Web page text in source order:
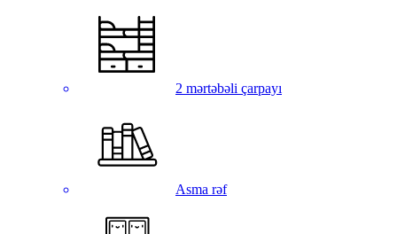
2 mərtəbəli çarpayı
Asma rəf